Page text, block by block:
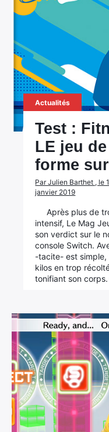
Actualités
Test :
LE jeu
forme
Par Julien Barthet , le
janvier 2019
Après plus de
intensif, Le Mag
son verdict sur le
console Switch.
-tacite- est
kilos en trop
tonifiant son